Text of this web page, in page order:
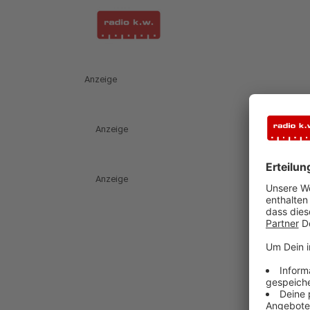
Anzeige
Anzeige
Anzeige